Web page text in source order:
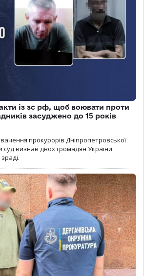
із зс рф, щоб воювати проти
засуджено до 15 років
прокурорів Дніпропетровської
суд визнав двох громадян України